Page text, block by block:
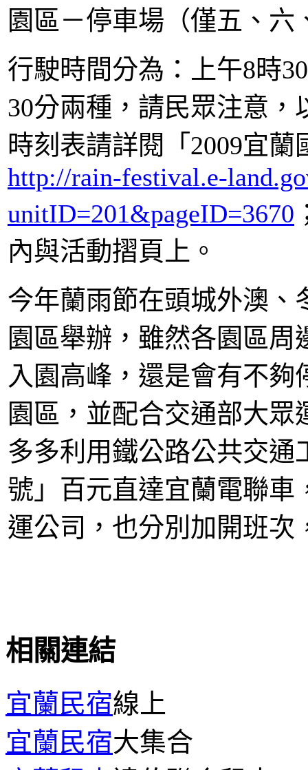
園區－停車場（僅五、六
行駛時間分為：上午8時30
30分兩種，請民眾注意
時刻表請詳閱「2009宜蘭
http://rain-festival.e-
unitID=201&pageID=3670
內與活動摺頁上。
今年蘭雨節在頭城外澳
園區舉辦，雖然各園區周
入園高峰，還是會有不
園區，並配合交通部大
多多利用鐵公路公共交
號」百元直達宜蘭電聯
運公司，也分別加開班次
相關連結
宜蘭民宿線上
宜蘭民宿大集合